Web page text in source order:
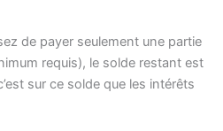
de payer seulement une partie
requis), le solde restant est
sur ce solde que les intérêts